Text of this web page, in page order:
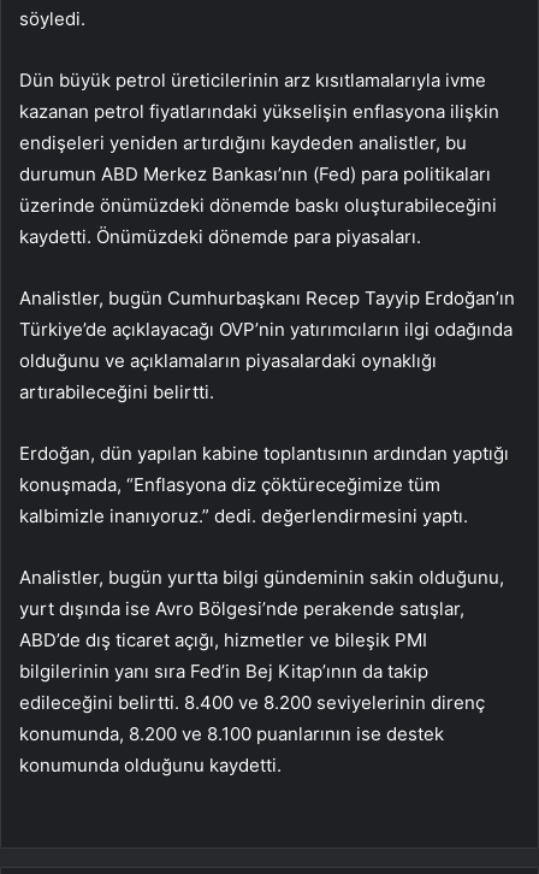
söyledi.
Dün büyük petrol üreticilerinin arz kısıtlamalarıyla ivme
kazanan petrol fiyatlarındaki yükselişin enflasyona ilişkin
endişeleri yeniden artırdığını kaydeden analistler, bu
durumun ABD Merkez Bankası’nın (Fed) para politikaları
üzerinde önümüzdeki dönemde baskı oluşturabileceğini
kaydetti. Önümüzdeki dönemde para piyasaları.
Analistler, bugün Cumhurbaşkanı Recep Tayyip Erdoğan’ın
Türkiye’de açıklayacağı OVP’nin yatırımcıların ilgi odağında
olduğunu ve açıklamaların piyasalardaki oynaklığı
artırabileceğini belirtti.
Erdoğan, dün yapılan kabine toplantısının ardından yaptığı
konuşmada, “Enflasyona diz çöktüreceğimize tüm
kalbimizle inanıyoruz.” dedi. değerlendirmesini yaptı.
Analistler, bugün yurtta bilgi gündeminin sakin olduğunu,
yurt dışında ise Avro Bölgesi’nde perakende satışlar,
ABD’de dış ticaret açığı, hizmetler ve bileşik PMI
bilgilerinin yanı sıra Fed’in Bej Kitap’ının da takip
edileceğini belirtti. 8.400 ve 8.200 seviyelerinin direnç
konumunda, 8.200 ve 8.100 puanlarının ise destek
konumunda olduğunu kaydetti.